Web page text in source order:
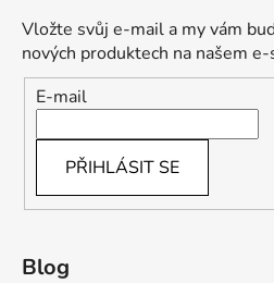
Vložte svůj e-mail a my vám
nových produktech na našem e-
E-mail
PŘIHLÁSIT SE
Blog